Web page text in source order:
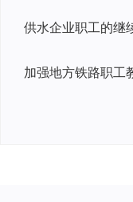
供水企业职工的继
加强地方铁路职工